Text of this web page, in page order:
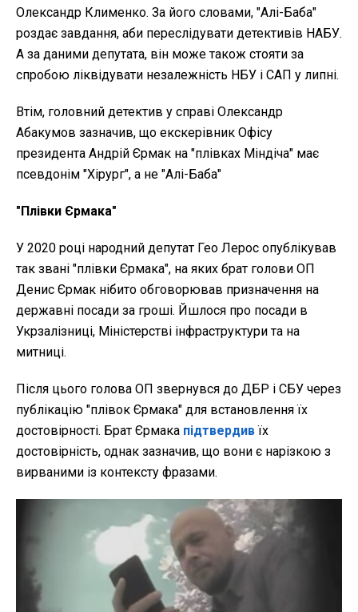
Олександр Клименко. За його словами, "Алі-Баба"
роздає завдання, аби переслідувати детективів НАБУ.
А за даними депутата, він може також стояти за
спробою ліквідувати незалежність НБУ і САП у липні.
Втім, головний детектив у справі Олександр
Абакумов зазначив, що екскерівник Офісу
президента Андрій Єрмак на "плівках Міндіча" має
псевдонім "Хірург", а не "Алі-Баба"
"Плівки Єрмака"
У 2020 році народний депутат Гео Лерос опублікував
так звані "плівки Єрмака", на яких брат голови ОП
Денис Єрмак нібито обговорював призначення на
державні посади за гроші. Йшлося про посади в
Укрзалізниці, Міністерстві інфраструктури та на
митниці.
Після цього голова ОП звернувся до ДБР і СБУ через
публікацію "плівок Єрмака" для встановлення їх
достовірності. Брат Єрмака підтвердивїх
достовірність, однак зазначив, що вони є нарізкою з
вирваними із контексту фразами.